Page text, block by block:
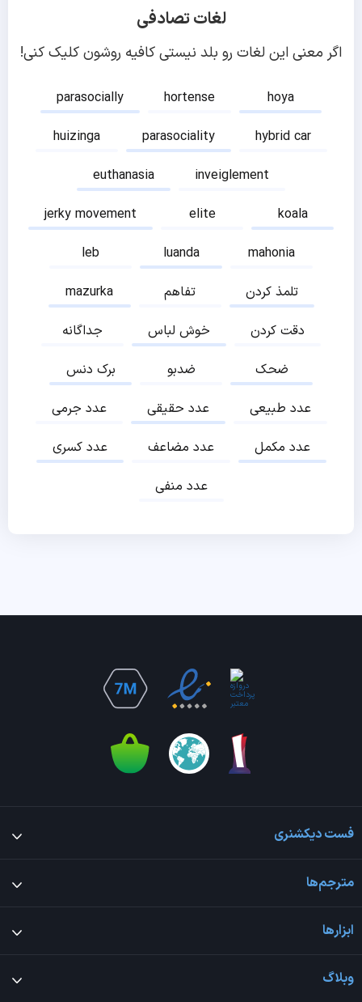
لغات تصادفی
اگر معنی این لغات رو بلد نیستی کافیه روشون کلیک کنی!
parasocially hortense
hoya
huizinga
parasociality
hybrid car
euthanasia
inveiglement
jerky movement
elite
koala
leb
luanda
mahonia
mazurka
تفاهم
تلمذ کردن
جداگانه
خوش لباس
دقت کردن
برک دنس
ضدبو
ضحک
عدد جرمی
عدد حقیقی
عدد طبیعی
عدد کسری
عدد مضاعف
عدد مکمل
عدد منفی
فست دیکشنری
مترجم‌ها
ابزارها
وبلاگ